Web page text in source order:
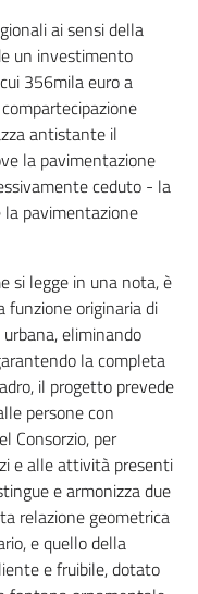
ai sensi della
un investimento
356mila euro a
antistante il
la pavimentazione
ceduto - la
pavimentazione
si legge in una nota, è
funzione originaria di
eliminando
la completa
il progetto prevede
persone con
Consorzio, per
e alle attività presenti
e armonizza due
relazione geometrica
e quello della
e fruibile, dotato